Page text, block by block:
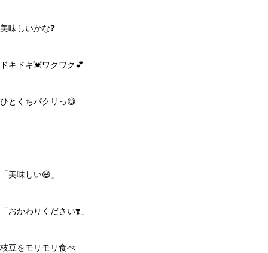
美味しいかな❓
ドキドキ💓ワクワク💕
ひとくちパクリっ😋
「美味しい😆」
「おかわりください❣️」
枝豆をモリモリ食べ